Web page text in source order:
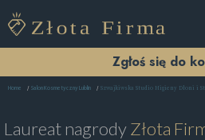
Zgłoś się do
Home Salon Kosmetyczny Lublin Szwajkiwska Studio Higieny Dłoni i
Laureat nagrodyZłota